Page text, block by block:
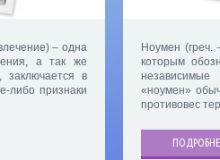
– одна
а так же
заключается в
либо признаки
Ноумен
которым
«ноумен»
противовес